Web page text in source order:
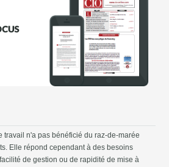
travail n'a pas bénéficié du raz-de-marée
Elle répond cependant à des besoins
de gestion ou de rapidité de mise à